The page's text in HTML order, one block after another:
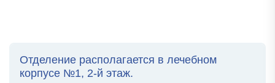
Отделение располагается в лечебном
корпусе №1, 2-й этаж.